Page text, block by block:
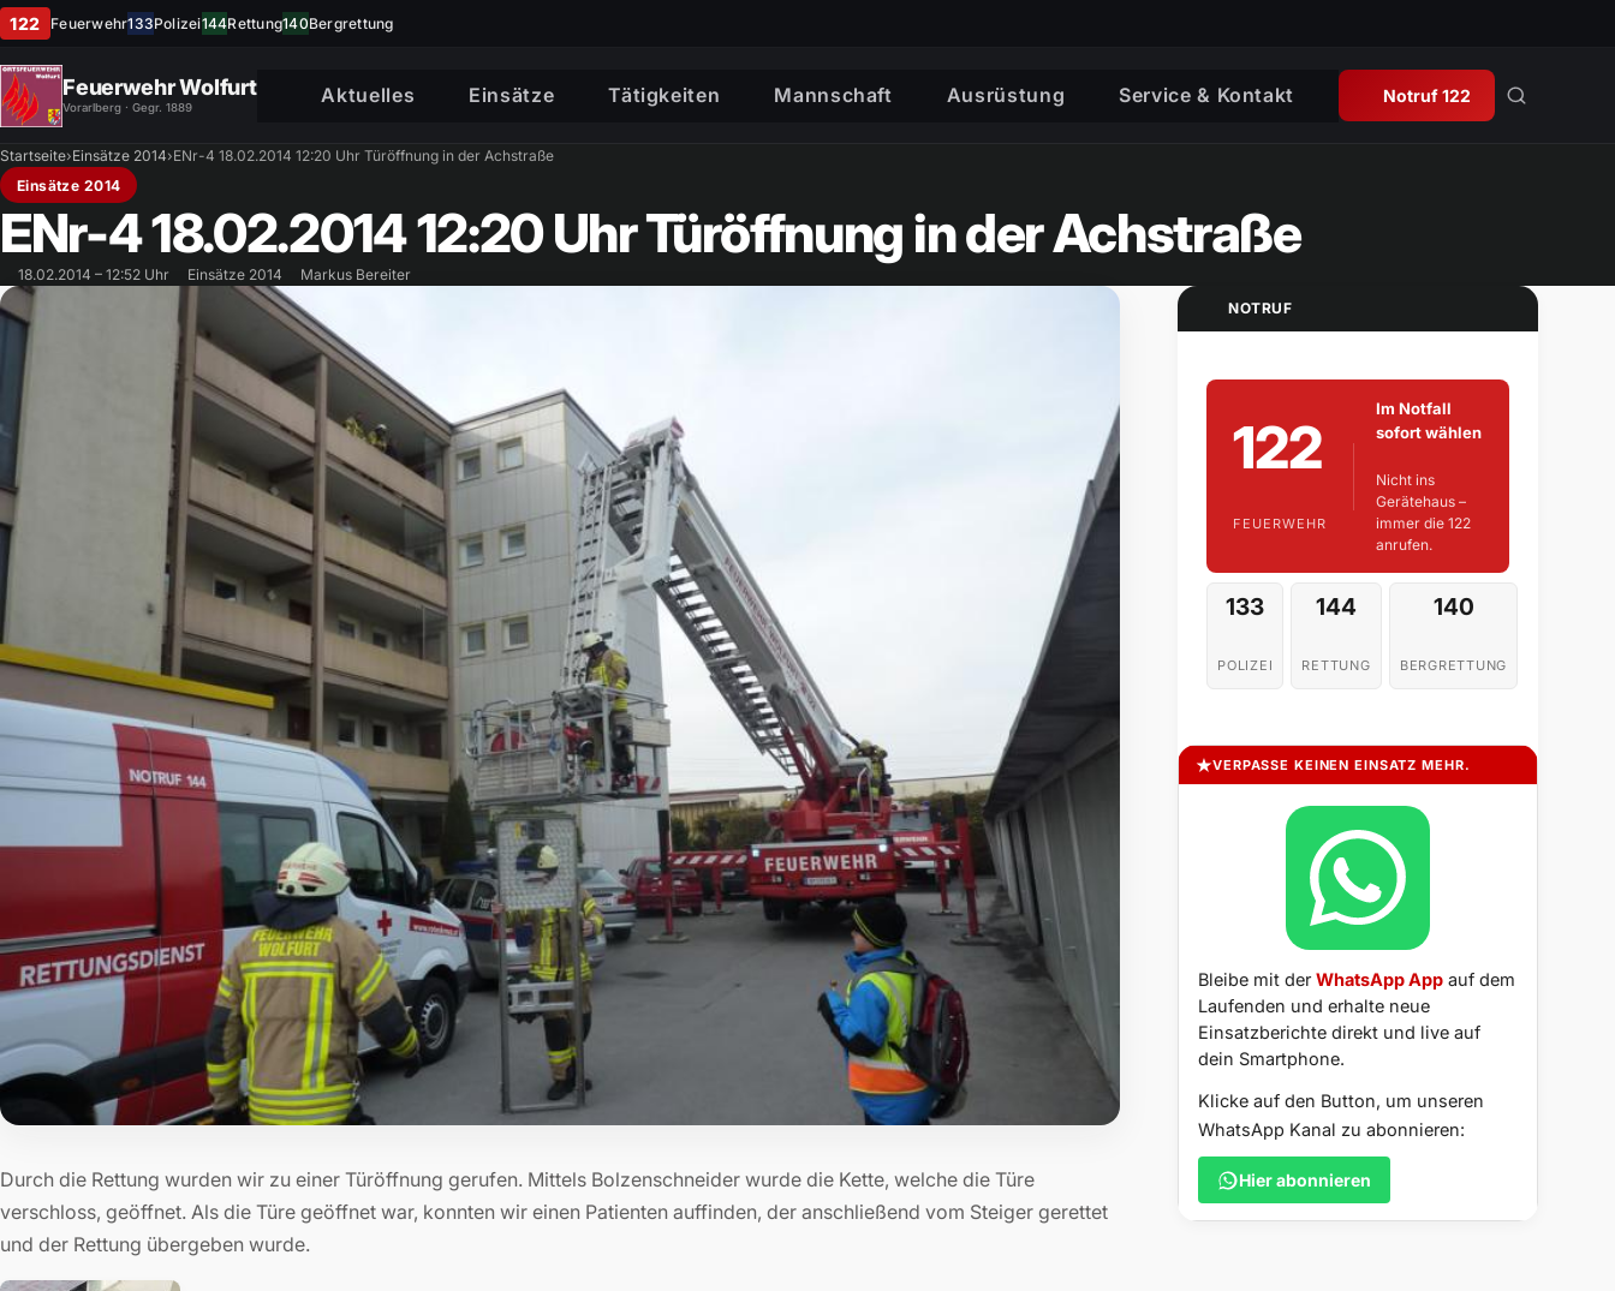
122 Feuerwehr133Polizei144Rettung140Bergrettung
Feuerwehr Wolfurt
Vorarlberg · Gegr. 1889
Aktuelles Einsätze Tätigkeiten Mannschaft Ausrüstung Service & Kontakt Notruf 122
Startseite›Einsätze 2014›ENr-4 18.02.2014 12:20 Uhr Türöffnung in der Achstraße
Einsätze 2014
ENr-4 18.02.2014 12:20 Uhr Türöffnung in der Achstraße
18.02.2014 – 12:52 Uhr Einsätze 2014 Markus Bereiter
Durch die Rettung wurden wir zu einer Türöffnung gerufen. Mittels Bolzenschneider wurde die Kette, welche die Türe
verschloss, geöffnet. Als die Türe geöffnet war, konnten wir einen Patienten auffinden, der anschließend vom Steiger gerettet
und der Rettung übergeben wurde.
NOTRUF
122
FEUERWEHR
Im Notfall
sofort wählen
Nicht ins
Gerätehaus –
immer die 122
anrufen.
133
POLIZEI
144
RETTUNG
140
BERGRETTUNG
VERPASSE KEINEN EINSATZ MEHR.
Bleibe mit derWhatsApp App auf dem
Laufenden und erhalte neue
Einsatzberichte direkt und live auf
dein Smartphone.
Klicke auf den Button, um unseren
WhatsApp Kanal zu abonnieren:
Hier abonnieren